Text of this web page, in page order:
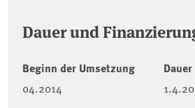
Dauer und
Beginn der Umsetzung
04.2014